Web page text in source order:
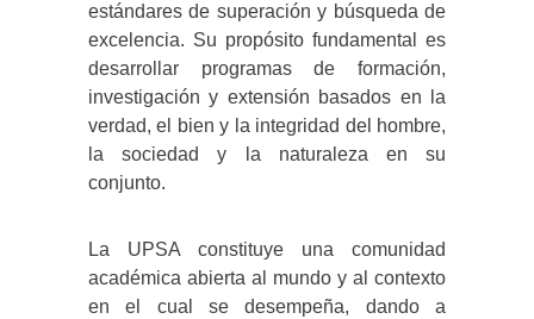
estándares de superación y búsqueda de
excelencia. Su propósito fundamental es
desarrollar programas de formación,
investigación y extensión basados en la
verdad, el bien y la integridad del hombre,
la sociedad y la naturaleza en su
conjunto.
La UPSA constituye una comunidad
académica abierta al mundo y al contexto
en el cual se desempeña, dando a